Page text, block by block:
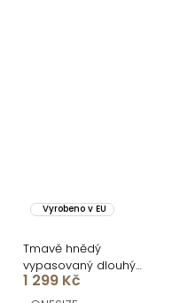
Vyrobeno v EU
Tmavě hnědý
vypasovaný dlouhý
elegantní kabát SAVOIA
1 299 Kč